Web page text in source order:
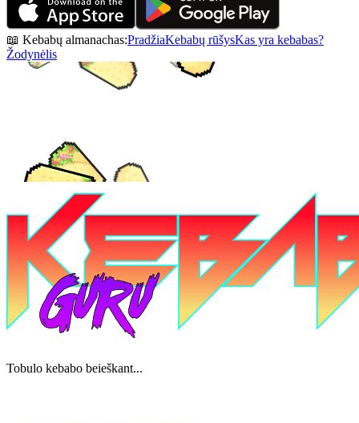
📖 Kebabų almanachas:PradžiaKebabų rūšysKas yra kebabas?
Žodynėlis
Tobulo kebabo beieškant...